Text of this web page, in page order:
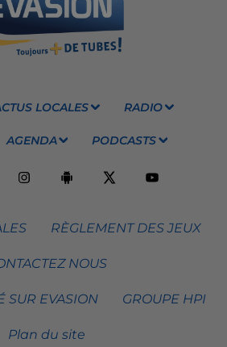
LOCALES RADIO
AGENDA PODCASTS
RÈGLEMENT DES JEUX
NOUS
SUR EVASION GROUPE HPI
Plan du site